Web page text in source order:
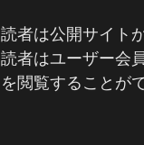
読者は公開サイト
読者はユーザー会
を閲覧することが